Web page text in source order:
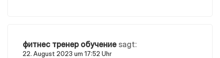
фитнес тренер обучение sagt:
22. August 2023 um 17:52 Uhr